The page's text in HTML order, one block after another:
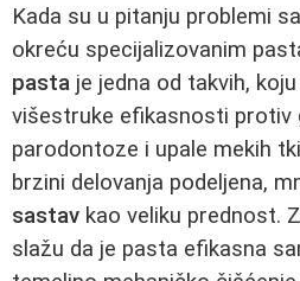
Kada su u pitanju problemi
okreću specijalizovanim
pasta je jedna od takvih,
višestruke efikasnosti protiv
parodontoze i upale mekih
brzini delovanja podeljena,
sastav kao veliku prednost.
slažu da je pasta efikasna